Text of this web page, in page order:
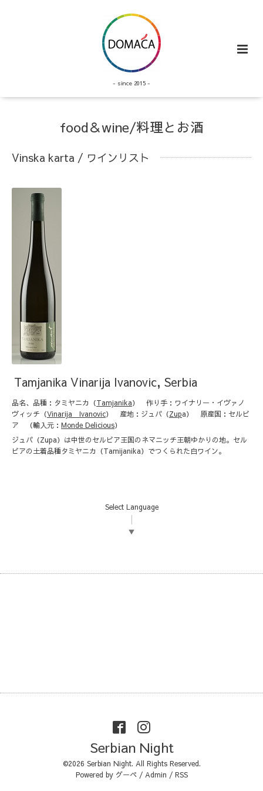
- since 2015 -
food＆wine/料理とお酒
Vinska karta / ワインリスト
Tamjanika Vinarija Ivanovic, Serbia
品名、品種：タミヤニカ（Tamjanika） 作り手：ワイナリー・イヴァノ
ヴィッチ（Vinarija Ivanovic） 産地：ジュパ（Zupa） 原産国：セルビ
ア
（輸入元： Monde Delicious）
ジュパ（Zupa）は中世のセルビア王国のネマニッチ王朝ゆかりの地。セル
ビアの土着品種タミヤニカ（Tamijanika）でつくられた白ワイン。
Select Language
▼
Serbian Night
©2026 Serbian Night. All Rights Reserved.
Powered by グーペ/ Admin / RSS